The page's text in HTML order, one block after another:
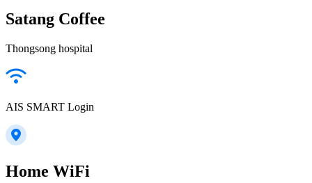
Satang Coffee
Thongsong hospital
AIS SMART Login
Home WiFi